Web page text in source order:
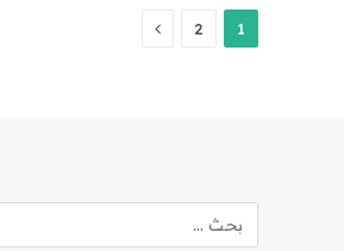
1
2 التالي